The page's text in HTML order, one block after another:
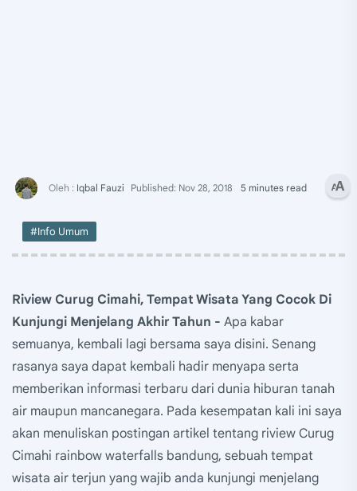
5 minutes read
#Info Umum
Riview Curug Cimahi, Tempat Wisata Yang Cocok Di
Kunjungi Menjelang Akhir Tahun - Apa kabar
semuanya, kembali lagi bersama saya disini. Senang
rasanya saya dapat kembali hadir menyapa serta
memberikan informasi terbaru dari dunia hiburan tanah
air maupun mancanegara. Pada kesempatan kali ini saya
akan menuliskan postingan artikel tentang riview Curug
Cimahi rainbow waterfalls bandung, sebuah tempat
wisata air terjun yang wajib anda kunjungi menjelang